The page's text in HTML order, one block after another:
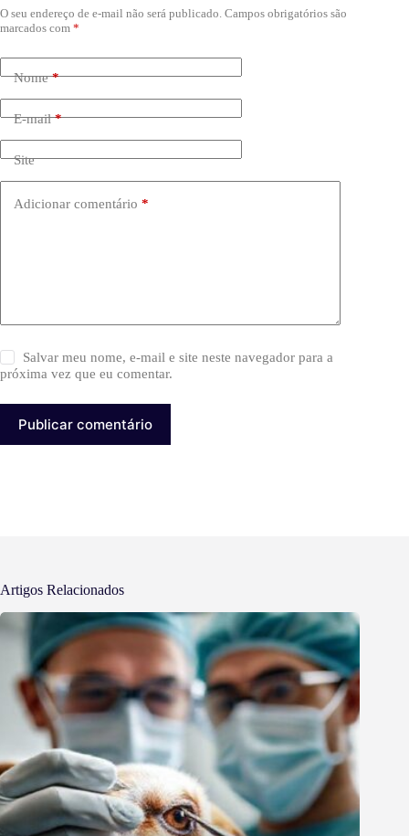
O seu endereço de e-mail não será publicado. Campos obrigatórios são
marcados com *
Nome*
E-mail*
Site
Adicionar comentário *
Salvar meu nome, e-mail e site neste navegador para a
próxima vez que eu comentar.
Publicar comentário
Artigos Relacionados